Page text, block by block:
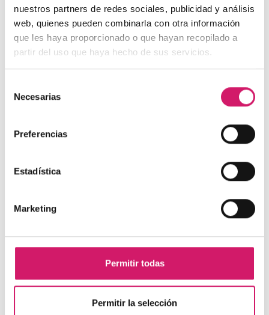
nuestros partners de redes sociales, publicidad y análisis
web, quienes pueden combinarla con otra información
que les haya proporcionado o que hayan recopilado a
partir del uso que haya hecho de sus servicios.
Necesarias
Preferencias
Estadística
Marketing
Permitir todas
Permitir la selección
se tratan en este artículo, para llegar a conocer cómo debe
ser una formulación galénica que garantice la máxima
eficacia del producto antiséptico.
Accede aquí al artículo
antibióticos para infecciones
clorhexidina
consulta dental
enfermedad periodontal
enfermedades cardiovasculares
enfermedades periodontales
formulación galénica
II Simposio Europeo SEPA
investigación antibióticos
Microbiología de la periimplantitis
microbiología oral
periimplantitis
Perio Aid Perio Expertise
Periodoncia
resistencia a antibióticos